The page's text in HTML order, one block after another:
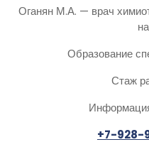
Оганян М.А. — врач
Образование
Стаж
+7-928-